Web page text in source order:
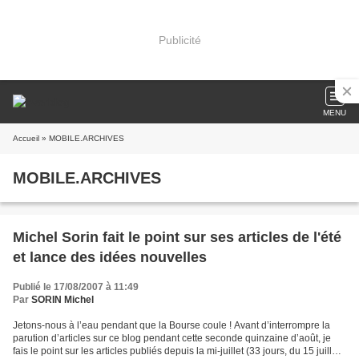
Publicité
MENU
Accueil » MOBILE.ARCHIVES
MOBILE.ARCHIVES
Michel Sorin fait le point sur ses articles de l'été
et lance des idées nouvelles
Publié le 17/08/2007 à 11:49
Par SORIN Michel
Jetons-nous à l’eau pendant que la Bourse coule ! Avant d’interrompre la
parution d’articles sur ce blog pendant cette seconde quinzaine d’août, je
fais le point sur les articles publiés depuis la mi-juillet (33 jours, du 15 juillet